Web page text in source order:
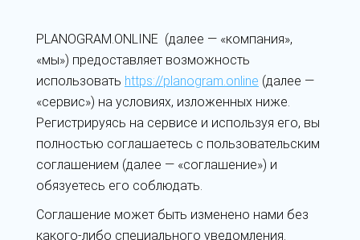
PLANOGRAM.ONLINE (далее — «компания»,
«мы») предоставляет возможность
использовать https://planogram.online (далее —
«сервис») на условиях, изложенных ниже.
Регистрируясь на сервисе и используя его, вы
полностью соглашаетесь с пользовательским
соглашением (далее — «соглашение») и
обязуетесь его соблюдать.
Соглашение может быть изменено нами без
какого-либо специального уведомления.